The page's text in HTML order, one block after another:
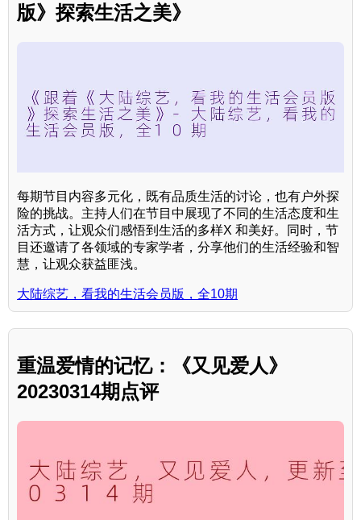
版》探索生活之美》
每期节目内容多元化，既有品质生活的讨论，也有户外探
险的挑战。主持人们在节目中展现了不同的生活态度和生
活方式，让观众们感悟到生活的多样X 和美好。同时，节
目还邀请了各领域的专家学者，分享他们的生活经验和智
慧，让观众获益匪浅。
大陆综艺，看我的生活会员版，全10期
重温爱情的记忆：《又见爱人》
20230314期点评